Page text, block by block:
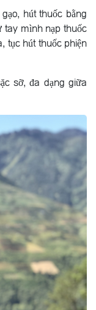
hút thuốc bằng
tay mình nạp thuốc
tục hút thuốc phiện
sỡ, đa dạng giữa